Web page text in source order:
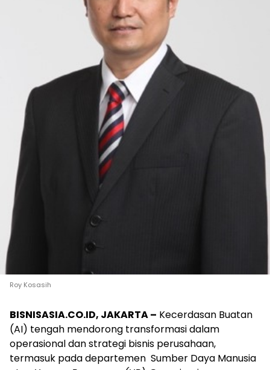
Roy Kosasih
BISNISASIA.CO.ID, JAKARTA – Kecerdasan Buatan
(AI) tengah mendorong transformasi dalam
operasional dan strategi bisnis perusahaan,
termasuk pada departemen Sumber Daya Manusia